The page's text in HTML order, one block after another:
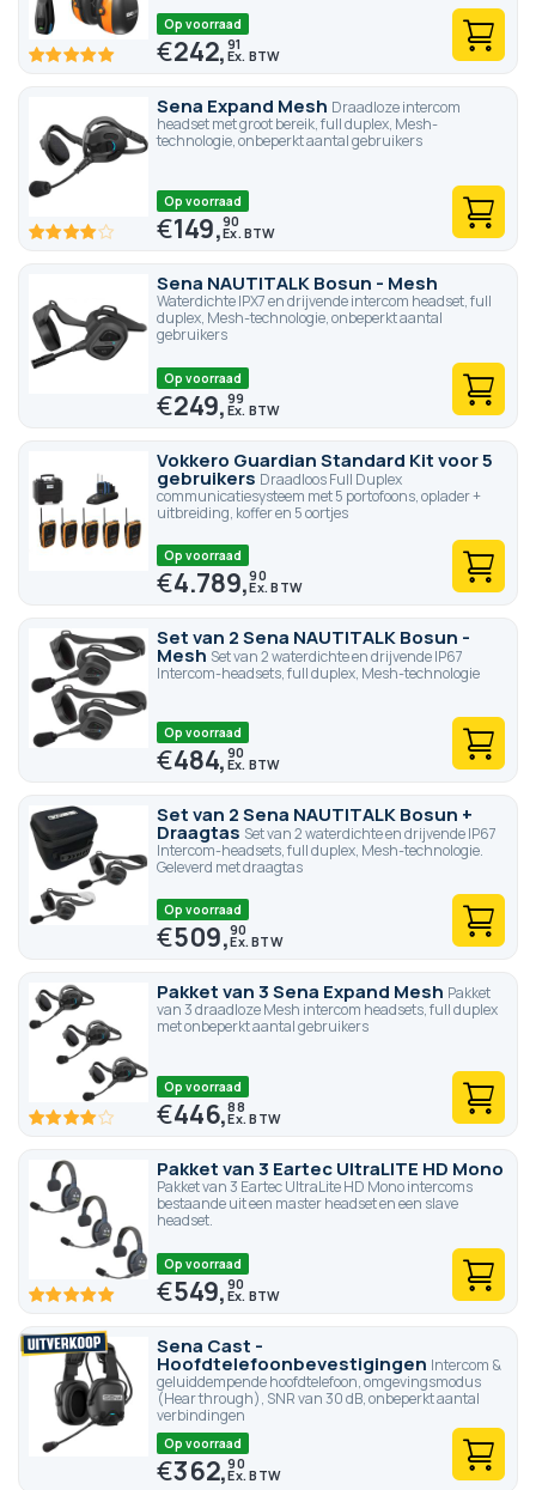
100 100
Op voorraad
€242,91
Sena Expand Mesh Draadloze intercom
headset met groot bereik, full duplex, Mesh-
technologie, onbeperkt aantal gebruikers
80 100
Op voorraad
€149,90
Sena NAUTITALK Bosun - Mesh
Waterdichte IPX7 en drijvende intercom headset, full
duplex, Mesh-technologie, onbeperkt aantal
gebruikers
Op voorraad
€249,99
Vokkero Guardian Standard Kit voor 5
gebruikers Draadloos Full Duplex
communicatiesysteem met 5 portofoons, oplader +
uitbreiding, koffer en 5 oortjes
Op voorraad
€4.789,90
Set van 2 Sena NAUTITALK Bosun -
Mesh Set van 2 waterdichte en drijvende IP67
Intercom-headsets, full duplex, Mesh-technologie
Op voorraad
€484,90
Set van 2 Sena NAUTITALK Bosun +
Draagtas Set van 2 waterdichte en drijvende IP67
Intercom-headsets, full duplex, Mesh-technologie.
Geleverd met draagtas
Op voorraad
€509,90
Pakket van 3 Sena Expand Mesh Pakket
van 3 draadloze Mesh intercom headsets, full duplex
met onbeperkt aantal gebruikers
80 100
Op voorraad
€446,88
Pakket van 3 Eartec UltraLITE HD Mono
Pakket van 3 Eartec UltraLite HD Mono intercoms
bestaande uit een master headset en een slave
headset.
100 100
Op voorraad
€549,90
Sena Cast -
Hoofdtelefoonbevestigingen Intercom &
geluiddempende hoofdtelefoon, omgevingsmodus
(Hear through), SNR van 30 dB, onbeperkt aantal
verbindingen
Op voorraad
€362,90